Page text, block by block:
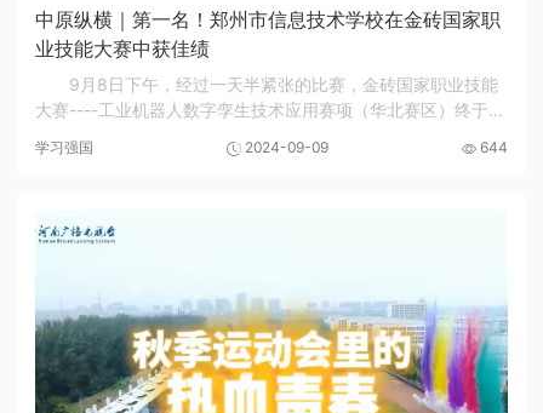
中原纵横｜第一名！郑州市信息技术学校在金砖国家职
业技能大赛中获佳绩
9月8日下午，经过一天半紧张的比赛，金砖国家职业技能
大赛----工业机器人数字孪生技术应用赛项（华北赛区）终于落
棘，在比赛中获得了第一名，并取得代表河南省...
学习强国 2024-09-09 644